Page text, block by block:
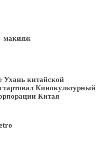
Ухань китайской
Кинокультурный
Китая